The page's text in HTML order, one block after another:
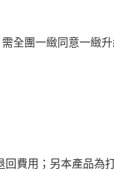
全團一緻同意一緻
費用；另本產品為